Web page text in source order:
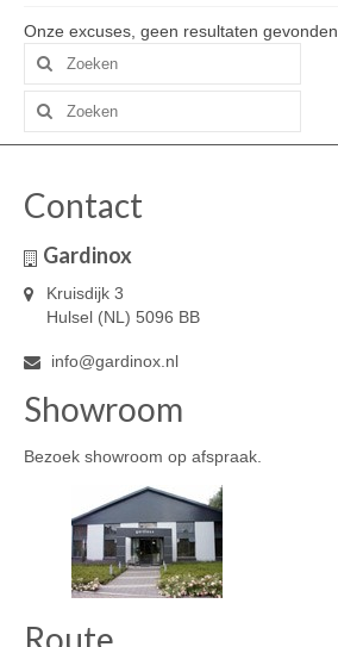
Onze excuses, geen resultaten gevonden.
Zoeken
naar:
Zoeken
naar:
Contact
Gardinox
Kruisdijk 3
Hulsel (NL) 5096 BB
info@gardinox.nl
Showroom
Bezoek showroom op afspraak.
Route